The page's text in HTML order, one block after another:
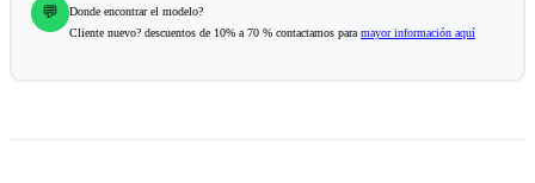
💬
Donde encontrar el modelo?
Cliente nuevo? descuentos de 10% a 70 % contactamos para mayor información aquí